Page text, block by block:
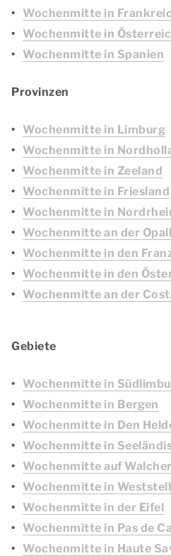
Wochenmitte in
Wochenmitte in
Wochenmitte in Spanien
Provinzen
Wochenmitte in Limburg
Wochenmitte in
Wochenmitte in Zeeland
Wochenmitte in Friesland
Wochenmitte in
Wochenmitte an der
Wochenmitte in den
Wochenmitte in den
Wochenmitte an der
Gebiete
Wochenmitte in
Wochenmitte in Bergen
Wochenmitte in Den
Wochenmitte in
Wochenmitte auf
Wochenmitte in
Wochenmitte in der Eifel
Wochenmitte in Pas de
Wochenmitte in Haute